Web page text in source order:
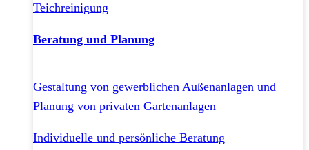
Teichreinigung
Beratung und Planung
Gestaltung von gewerblichen Außenanlagen und
Planung von privaten Gartenanlagen
Individuelle und persönliche Beratung